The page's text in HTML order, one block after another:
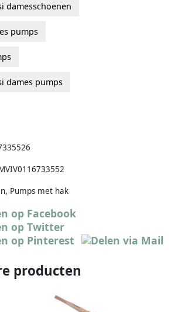
damesschoenen
pumps
dames pumps
Pumps met hak
producten